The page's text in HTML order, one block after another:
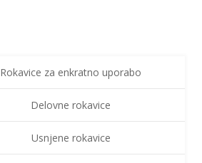
Rokavice za enkratno uporabo
Delovne rokavice
Usnjene rokavice